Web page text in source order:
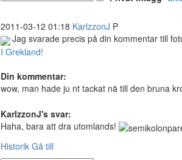
2011-03-12 01:18 KarlzzonJ P
Jag svarade precis på din kommentar till
I Grekland!
Din kommentar:
wow, man hade ju nt tackat nä till den bruna
KarlzzonJ's svar:
Haha, bara att dra utomlands!
Historik Gå till